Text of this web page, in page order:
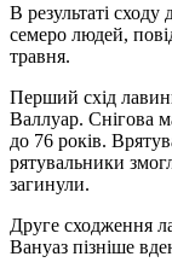
В результаті
семеро людей,
травня.
Перший схід
Валлуар. Снігова
до 76 років.
рятувальники
загинули.
Друге сходження
Вануаз пізніше